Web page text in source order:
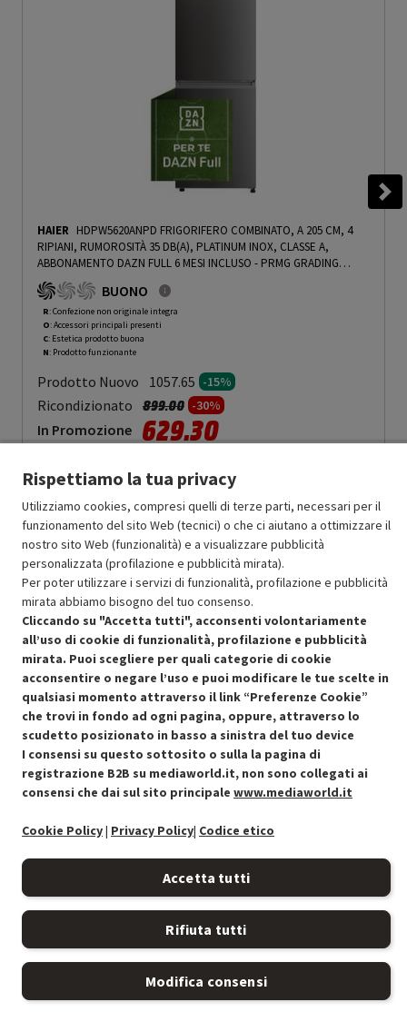
HAIER HDPW5620ANPD FRIGORIFERO COMBINATO, A 205 CM, 4
RIPIANI, RUMOROSITÀ 35 DB(A), PLATINUM INOX, CLASSE A,
ABBONAMENTO DAZN FULL 6 MESI INCLUSO - PRMG GRADING
ROCN - 15%
BUONO
R: Confezione non originale integra
O: Accessori principali presenti
C: Estetica prodotto buona
N: Prodotto funzionante
Prodotto Nuovo 1057.65 -15%
Ricondizionato Prezzo ridotto da
899.00a-30%
In Promozione 629.30
Aggiungi al carrello
SCONTO RICONDIZIONATI
Approfitta dello sconto del 30% sul prodotto ricondizionato.
Condizioni generali di vendita
Cookie Policy
Preferenze cookie
Accessibilità
Recedere dal contratto qui
Rispettiamo la tua privacy
Utilizziamo cookies, compresi quelli di terze parti, necessari per il
funzionamento del sito Web (tecnici) o che ci aiutano a ottimizzare il
nostro sito Web (funzionalità) e a visualizzare pubblicità
personalizzata (profilazione e pubblicità mirata).
Per poter utilizzare i servizi di funzionalità, profilazione e pubblicità
mirata abbiamo bisogno del tuo consenso.
Cliccando su "Accetta tutti", acconsenti volontariamente
all’uso di cookie di funzionalità, profilazione e pubblicità
mirata. Puoi scegliere per quali categorie di cookie
acconsentire o negare l’uso e puoi modificare le tue scelte in
qualsiasi momento attraverso il link “Preferenze Cookie”
che trovi in fondo ad ogni pagina, oppure, attraverso lo
scudetto posizionato in basso a sinistra del tuo device
I consensi su questo sottosito o sulla la pagina di
registrazione B2B su mediaworld.it, non sono collegati ai
consensi che dai sul sito principale www.mediaworld.it
Cookie Policy| Privacy Policy| Codice etico
Accetta tutti
Rifiuta tutti
Modifica consensi